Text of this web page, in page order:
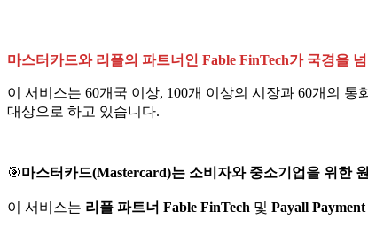
마스터카드와 리플의 파트너인 Fable FinTech가 국경을
이 서비스는 60개국 이상, 100개 이상의 시장과 60개의 통
대상으로 하고 있습니다.
🎯마스터카드(Mastercard)는 소비자와 중소기업을 위한
이 서비스는 리플 파트너 Fable FinTech 및 Payall Payment